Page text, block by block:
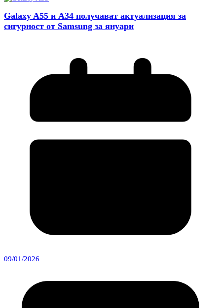
Galaxy A55 и A34 получават актуализация за
сигурност от Samsung за януари
09/01/2026